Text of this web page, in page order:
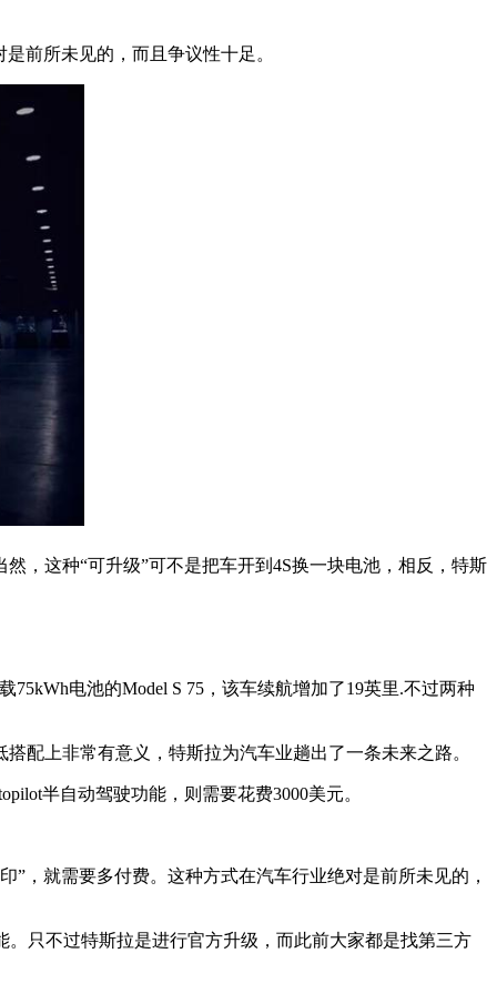
前所未见的，而且争议性十足。
，这种“可升级”可不是把车开到4S换一块电池，相反，特斯
75kWh电池的Model S 75，该车续航增加了19英里.不过两种
配上非常有意义，特斯拉为汽车业趟出了一条未来之路。
半自动驾驶功能，则需要花费3000美元。
”，就需要多付费。这种方式在汽车行业绝对是前所未见的，
只不过特斯拉是进行官方升级，而此前大家都是找第三方